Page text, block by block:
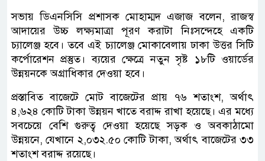
সভায় ডিএনসিসি প্রশাসক মোহাম্মদ এজাজ বলেন, রাজস্ব
আদায়ের উচ্চ লক্ষ্যমাত্রা পূরণ করাটা নিঃসন্দেহে একটি
চ্যালেঞ্জ হবে। তবে এই চ্যালেঞ্জ মোকাবেলায় ঢাকা উত্তর সিটি
কর্পোরেশন প্রস্তুত। ব্যয়ের ক্ষেত্রে নতুন সৃষ্ট ১৮টি ওয়ার্ডের
উন্নয়নকে অগ্রাধিকার দেওয়া হবে।
প্রস্তাবিত বাজেটে মোট বাজেটের প্রায় ৭৬ শতাংশ, অর্থাৎ
৪,৬২৪ কোটি টাকা উন্নয়ন খাতে বরাদ্দ রাখা হয়েছে। এর মধ্যে
সবচেয়ে বেশি গুরুত্ব দেওয়া হয়েছে সড়ক ও অবকাঠামো
উন্নয়নে, যেখানে ২,০৩২.৫০ কোটি টাকা, অর্থাৎ বাজেটের ৩৩
শতাংশ বরাদ্দ রয়েছে।